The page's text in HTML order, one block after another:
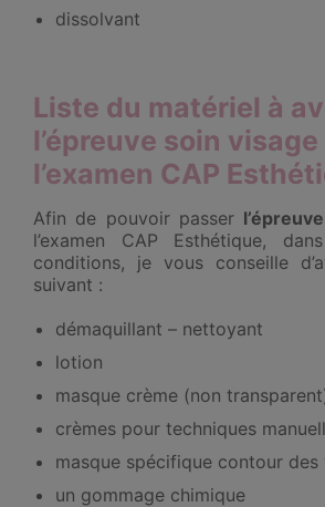
dissolvant
Liste du matériel à
l’épreuve soin visage
l’examen CAP
Afin de pouvoir passer
l’examen CAP Esthétique,
conditions, je vous conseille
suivant :
démaquillant – nettoyant
lotion
masque crème (non
crèmes pour techniques
masque spécifique contour des
un gommage chimique